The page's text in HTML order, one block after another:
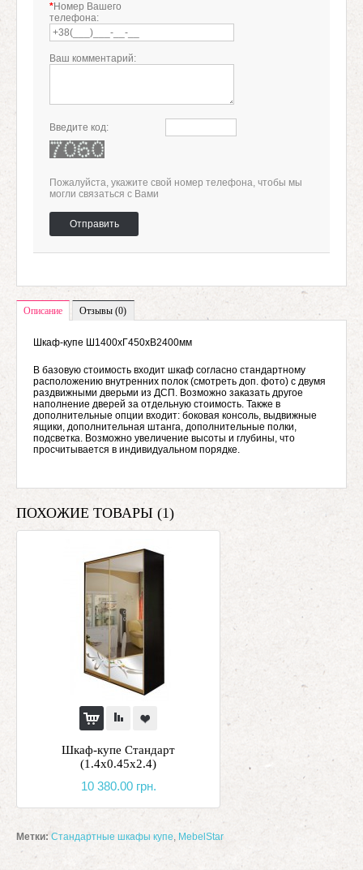
*Номер Вашего
телефона:
Ваш комментарий:
Введите код:
Пожалуйста, укажите свой номер телефона, чтобы мы
могли связаться с Вами
Отправить
Описание Отзывы (0)
Шкаф-купе Ш1400хГ450хВ2400мм
В базовую стоимость входит шкаф согласно стандартному
расположению внутренних полок (смотреть доп. фото) с двумя
раздвижными дверьми из ДСП. Возможно заказать другое
наполнение дверей за отдельную стоимость. Также в
дополнительные опции входит: боковая консоль, выдвижные
ящики, дополнительная штанга, дополнительные полки,
подсветка. Возможно увеличение высоты и глубины, что
просчитывается в индивидуальном порядке.
ПОХОЖИЕ ТОВАРЫ (1)
Шкаф-купе Стандарт
(1.4х0.45х2.4)
10 380.00 грн.
Метки: Стандартные шкафы купе, MebelStar